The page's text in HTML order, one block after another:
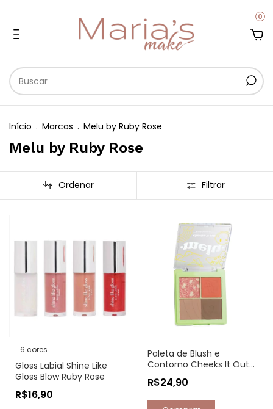
0
Início . Marcas . Melu by Ruby Rose
Melu by Ruby Rose
Ordenar Filtrar
6 cores
Gloss Labial Shine Like
Gloss Blow Ruby Rose
R$16,90
Paleta de Blush e
Contorno Cheeks It Out
Melu by Ruby Rose
R$24,90